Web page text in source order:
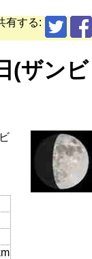
有する:
(ザンビ